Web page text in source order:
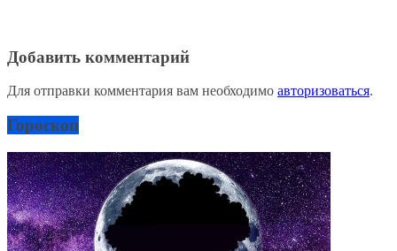
Добавить комментарий
Для отправки комментария вам необходимо авторизоваться.
Гороскоп